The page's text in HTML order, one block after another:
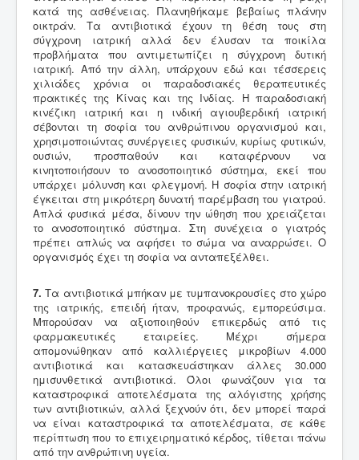
κατά της ασθένειας. Πλανηθήκαμε βεβαίως πλάνην
οικτράν. Τα αντιβιοτικά έχουν τη θέση τους στη
σύγχρονη ιατρική αλλά δεν έλυσαν τα ποικίλα
προβλήματα που αντιμετωπίζει η σύγχρονη δυτική
ιατρική. Από την άλλη, υπάρχουν εδώ και τέσσερεις
χιλιάδες χρόνια οι παραδοσιακές θεραπευτικές
πρακτικές της Κίνας και της Ινδίας. Η παραδοσιακή
κινέζικη ιατρική και η ινδική αγιουβερδική ιατρική
σέβονται τη σοφία του ανθρώπινου οργανισμού και,
χρησιμοποιώντας συνέργειες φυσικών, κυρίως φυτικών,
ουσιών, προσπαθούν και καταφέρνουν να
κινητοποιήσουν το ανοσοποιητικό σύστημα, εκεί που
υπάρχει μόλυνση και φλεγμονή. Η σοφία στην ιατρική
έγκειται στη μικρότερη δυνατή παρέμβαση του γιατρού.
Απλά φυσικά μέσα, δίνουν την ώθηση που χρειάζεται
το ανοσοποιητικό σύστημα. Στη συνέχεια ο γιατρός
πρέπει απλώς να αφήσει το σώμα να αναρρώσει. Ο
οργανισμός έχει τη σοφία να ανταπεξέλθει.
7. Τα αντιβιοτικά μπήκαν με τυμπανοκρουσίες στο χώρο
της ιατρικής, επειδή ήταν, προφανώς, εμπορεύσιμα.
Μπορούσαν να αξιοποιηθούν επικερδώς από τις
φαρμακευτικές εταιρείες. Μέχρι σήμερα
απομονώθηκαν από καλλιέργειες μικροβίων 4.000
αντιβιοτικά και κατασκευάστηκαν άλλες 30.000
ημισυνθετικά αντιβιοτικά. Όλοι φωνάζουν για τα
καταστροφικά αποτελέσματα της αλόγιστης χρήσης
των αντιβιοτικών, αλλά ξεχνούν ότι, δεν μπορεί παρά
να είναι καταστροφικά τα αποτελέσματα, σε κάθε
περίπτωση που το επιχειρηματικό κέρδος, τίθεται πάνω
από την ανθρώπινη υγεία.